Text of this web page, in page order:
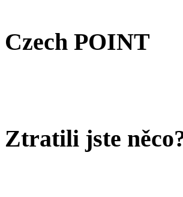
Czech POINT
Ztratili jste